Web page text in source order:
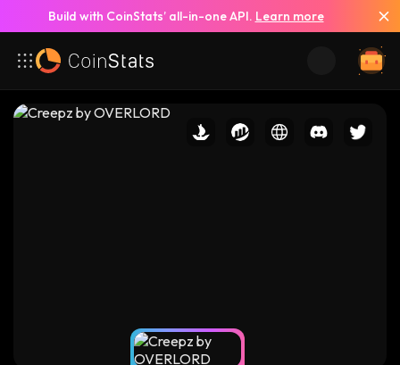
Build with CoinStats’ all-in-one API. Learn more